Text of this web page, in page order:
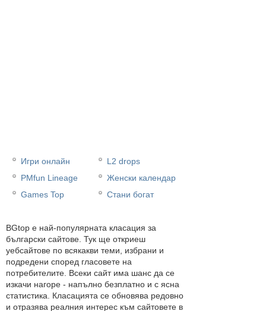
Игри онлайн
PMfun Lineage
Games Top
L2 drops
Женски календар
Стани богат
BGtop e най-популярната класация за
български сайтове. Тук ще откриеш
уебсайтове по всякакви теми, избрани и
подредени според гласовете на
потребителите. Всеки сайт има шанс да се
изкачи нагоре - напълно безплатно и с ясна
статистика. Класацията се обновява редовно
и отразява реалния интерес към сайтовете в